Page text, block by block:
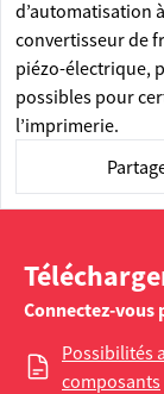
d’automatisation
convertisseur de
piézo-électrique,
possibles pour
l’imprimerie.
Connectez-vous
Possibilités
composants